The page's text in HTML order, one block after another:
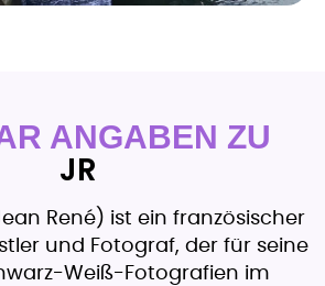
ANGABEN ZU
JR
René) ist ein französischer
und Fotograf, der für seine
Weiß-Fotografien im